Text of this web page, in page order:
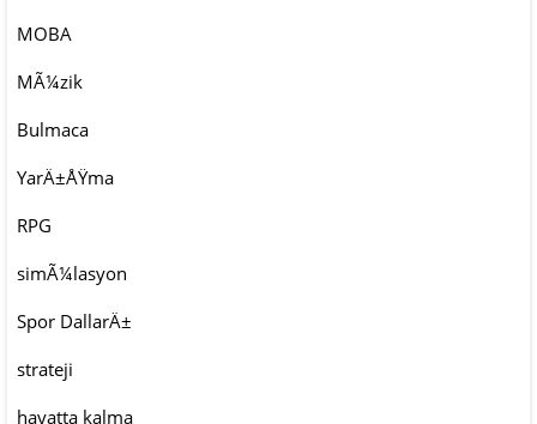
MOBA
MÃ¼zik
Bulmaca
YarÄ±ÅŸma
RPG
simÃ¼lasyon
Spor DallarÄ±
strateji
hayatta kalma